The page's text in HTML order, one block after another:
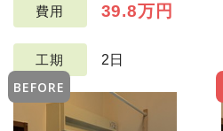
費用 39.8万円
工期 2日
BEFORE